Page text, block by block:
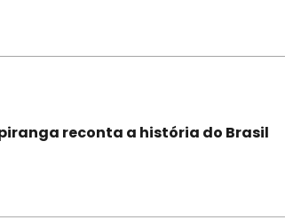
reconta a história do Brasil